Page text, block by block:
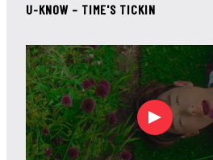
U-KNOW – TIME'S TICKIN